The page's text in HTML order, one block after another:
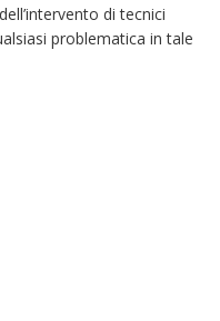
di tecnici
problematica in tale